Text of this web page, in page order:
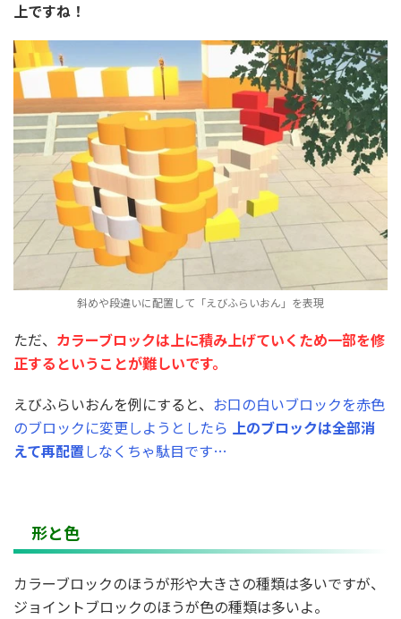
上ですね！
斜めや段違いに配置して「えびふらいおん」を表現
ただ、 カラーブロックは上に積み上げていくため一部を修
正するということが難しいです。
えびふらいおんを例にすると、 お口の白いブロックを赤色
のブロックに変更しようとしたら 上のブロックは全部消
えて再配置しなくちゃ駄目です…
形と色
カラーブロックのほうが形や大きさの種類は多いですが、
ジョイントブロックのほうが色の種類は多いよ。